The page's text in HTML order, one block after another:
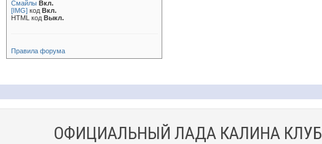
Смайлы Вкл.
[IMG] код Вкл.
HTML код Выкл.
Правила форума
ОФИЦИАЛЬНЫЙ ЛАДА КАЛИНА КЛУБ